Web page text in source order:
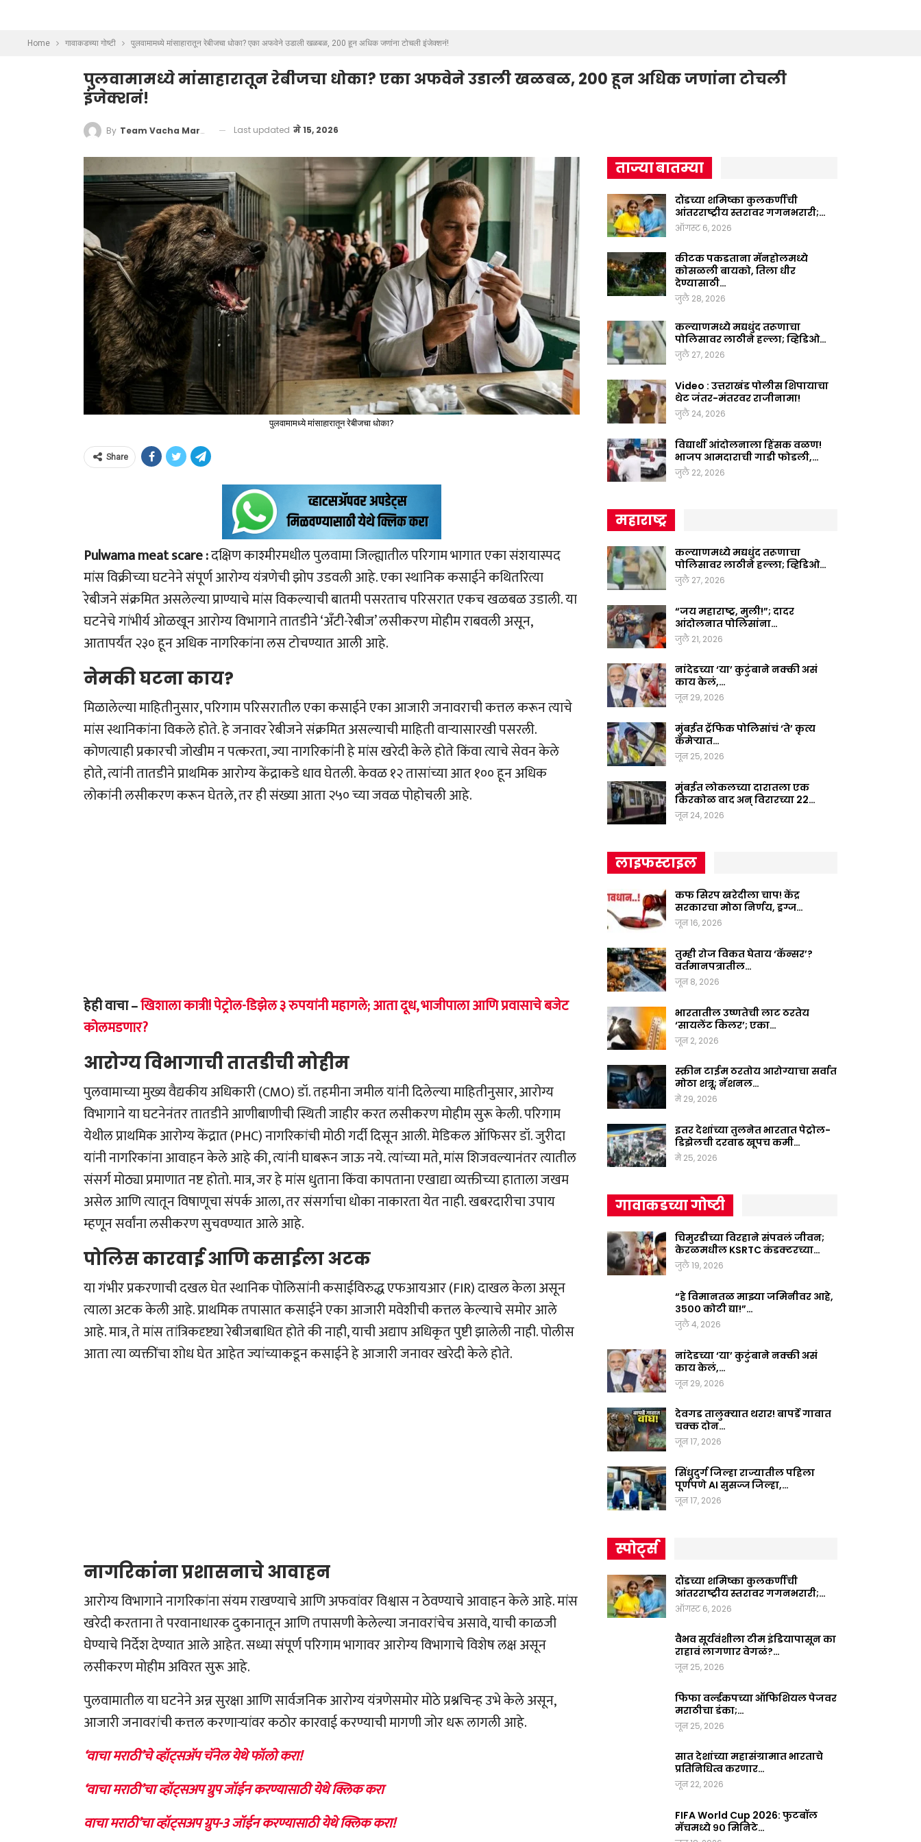
Home गावाकडच्या गोष्टी पुलवामामध्ये मांसाहारातून रेबीजचा धोका? एका अफवेने उडाली खळबळ, 200 हून अधिक जणांना टोचली इंजेक्शनं!
पुलवामामध्ये मांसाहारातून रेबीजचा धोका? एका अफवेने उडाली खळबळ, 200 हून अधिक जणांना टोचली
इंजेक्शनं!
By Team Vacha Marathi Last updated मे 15, 2026
पुलवामामध्ये मांसाहारातून रेबीजचा धोका?
Share
Pulwama meat scare :दक्षिण काश्मीरमधील पुलवामा जिल्ह्यातील परिगाम भागात एका संशयास्पद
मांस विक्रीच्या घटनेने संपूर्ण आरोग्य यंत्रणेची झोप उडवली आहे. एका स्थानिक कसाईने कथितरित्या
रेबीजने संक्रमित असलेल्या प्राण्याचे मांस विकल्याची बातमी पसरताच परिसरात एकच खळबळ उडाली. या
घटनेचे गांभीर्य ओळखून आरोग्य विभागाने तातडीने ‘अँटी-रेबीज’ लसीकरण मोहीम राबवली असून,
आतापर्यंत २३० हून अधिक नागरिकांना लस टोचण्यात आली आहे.
नेमकी घटना काय?
मिळालेल्या माहितीनुसार, परिगाम परिसरातील एका कसाईने एका आजारी जनावराची कत्तल करून त्याचे
मांस स्थानिकांना विकले होते. हे जनावर रेबीजने संक्रमित असल्याची माहिती वाऱ्यासारखी पसरली.
कोणत्याही प्रकारची जोखीम न पत्करता, ज्या नागरिकांनी हे मांस खरेदी केले होते किंवा त्याचे सेवन केले
होते, त्यांनी तातडीने प्राथमिक आरोग्य केंद्राकडे धाव घेतली. केवळ १२ तासांच्या आत १०० हून अधिक
लोकांनी लसीकरण करून घेतले, तर ही संख्या आता २५० च्या जवळ पोहोचली आहे.
हेही वाचा –खिशाला कात्री! पेट्रोल-डिझेल ३ रुपयांनी महागले; आता दूध, भाजीपाला आणि प्रवासाचे बजेट
कोलमडणार?
आरोग्य विभागाची तातडीची मोहीम
पुलवामाच्या मुख्य वैद्यकीय अधिकारी (CMO) डॉ. तहमीना जमील यांनी दिलेल्या माहितीनुसार, आरोग्य
विभागाने या घटनेनंतर तातडीने आणीबाणीची स्थिती जाहीर करत लसीकरण मोहीम सुरू केली. परिगाम
येथील प्राथमिक आरोग्य केंद्रात (PHC) नागरिकांची मोठी गर्दी दिसून आली. मेडिकल ऑफिसर डॉ. जुरीदा
यांनी नागरिकांना आवाहन केले आहे की, त्यांनी घाबरून जाऊ नये. त्यांच्या मते, मांस शिजवल्यानंतर त्यातील
संसर्ग मोठ्या प्रमाणात नष्ट होतो. मात्र, जर हे मांस धुताना किंवा कापताना एखाद्या व्यक्तीच्या हाताला जखम
असेल आणि त्यातून विषाणूचा संपर्क आला, तर संसर्गाचा धोका नाकारता येत नाही. खबरदारीचा उपाय
म्हणून सर्वांना लसीकरण सुचवण्यात आले आहे.
पोलिस कारवाई आणि कसाईला अटक
या गंभीर प्रकरणाची दखल घेत स्थानिक पोलिसांनी कसाईविरुद्ध एफआयआर (FIR) दाखल केला असून
त्याला अटक केली आहे. प्राथमिक तपासात कसाईने एका आजारी मवेशीची कत्तल केल्याचे समोर आले
आहे. मात्र, ते मांस तांत्रिकदृष्ट्या रेबीजबाधित होते की नाही, याची अद्याप अधिकृत पुष्टी झालेली नाही. पोलीस
आता त्या व्यक्तींचा शोध घेत आहेत ज्यांच्याकडून कसाईने हे आजारी जनावर खरेदी केले होते.
नागरिकांना प्रशासनाचे आवाहन
आरोग्य विभागाने नागरिकांना संयम राखण्याचे आणि अफवांवर विश्वास न ठेवण्याचे आवाहन केले आहे. मांस
खरेदी करताना ते परवानाधारक दुकानातून आणि तपासणी केलेल्या जनावरांचेच असावे, याची काळजी
घेण्याचे निर्देश देण्यात आले आहेत. सध्या संपूर्ण परिगाम भागावर आरोग्य विभागाचे विशेष लक्ष असून
लसीकरण मोहीम अविरत सुरू आहे.
पुलवामातील या घटनेने अन्न सुरक्षा आणि सार्वजनिक आरोग्य यंत्रणेसमोर मोठे प्रश्नचिन्ह उभे केले असून,
आजारी जनावरांची कत्तल करणाऱ्यांवर कठोर कारवाई करण्याची मागणी जोर धरू लागली आहे.
‘वाचा मराठी’चे व्हॉट्सॲप चॅनेल येथे फॉलो करा!
‘वाचा मराठी’चा व्हॉट्सअप ग्रुप जॉईन करण्यासाठी येथे क्लिक करा
वाचा मराठी’चा व्हॉट्सअप ग्रुप-3 जॉईन करण्यासाठी येथे क्लिक करा!
ताज्या बातम्या
दौंडच्या शमिष्का कुलकर्णीची
आंतरराष्ट्रीय स्तरावर गगनभरारी;…
ऑगस्ट 6, 2026
कीटक पकडताना मॅनहोलमध्ये
कोसळली बायको, तिला धीर
देण्यासाठी…
जुलै 28, 2026
कल्याणमध्ये मद्यधुंद तरूणाचा
पोलिसावर लाठीने हल्ला; व्हिडिओ…
जुलै 27, 2026
Video : उत्तराखंड पोलीस शिपायाचा
थेट जंतर-मंतरवर राजीनामा!
जुलै 24, 2026
विद्यार्थी आंदोलनाला हिंसक वळण!
भाजप आमदाराची गाडी फोडली,…
जुलै 22, 2026
महाराष्ट्र
कल्याणमध्ये मद्यधुंद तरूणाचा
पोलिसावर लाठीने हल्ला; व्हिडिओ…
जुलै 27, 2026
“जय महाराष्ट्र, मुली!”; दादर
आंदोलनात पोलिसांना…
जुलै 21, 2026
नांदेडच्या ‘या’ कुटुंबाने नक्की असं
काय केलं,…
जून 29, 2026
मुंबईत ट्रॅफिक पोलिसांचं ‘ते’ कृत्य
कॅमेऱ्यात…
जून 25, 2026
मुंबईत लोकलच्या दारातला एक
किरकोळ वाद अन् विरारच्या 22…
जून 24, 2026
लाइफस्टाइल
कफ सिरप खरेदीला चाप! केंद्र
सरकारचा मोठा निर्णय, ड्रग्ज…
जून 16, 2026
तुम्ही रोज विकत घेताय ‘कॅन्सर’?
वर्तमानपत्रातील…
जून 8, 2026
भारतातील उष्णतेची लाट ठरतेय
‘सायलेंट किलर’; एका…
जून 2, 2026
स्क्रीन टाईम ठरतोय आरोग्याचा सर्वात
मोठा शत्रू; नॅशनल…
मे 29, 2026
इतर देशांच्या तुलनेत भारतात पेट्रोल-
डिझेलची दरवाढ खूपच कमी…
मे 25, 2026
गावाकडच्या गोष्टी
चिमुरडीच्या विरहाने संपवलं जीवन;
केरळमधील KSRTC कंडक्टरच्या…
जुलै 19, 2026
“हे विमानतळ माझ्या जमिनीवर आहे,
३५०० कोटी द्या!”…
जुलै 4, 2026
नांदेडच्या ‘या’ कुटुंबाने नक्की असं
काय केलं,…
जून 29, 2026
देवगड तालुक्यात थरार! बापर्डे गावात
चक्क दोन…
जून 17, 2026
सिंधुदुर्ग जिल्हा राज्यातील पहिला
पूर्णपणे AI सुसज्ज जिल्हा,…
जून 17, 2026
स्पोर्ट्स
दौंडच्या शमिष्का कुलकर्णीची
आंतरराष्ट्रीय स्तरावर गगनभरारी;…
ऑगस्ट 6, 2026
वैभव सूर्यवंशीला टीम इंडियापासून का
राहावं लागणार वेगळं?…
जून 25, 2026
फिफा वर्ल्डकपच्या ऑफिशियल पेजवर
मराठीचा डंका;…
जून 25, 2026
सात देशांच्या महासंग्रामात भारताचे
प्रतिनिधित्व करणार…
जून 22, 2026
FIFA World Cup 2026: फुटबॉल
मॅचमध्ये ९० मिनिटे…